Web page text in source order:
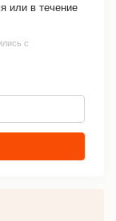
или в течение
с